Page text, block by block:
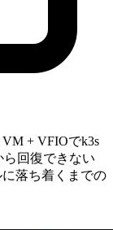
+ VFIOでk3s
ら回復できない
落ち着くまでの